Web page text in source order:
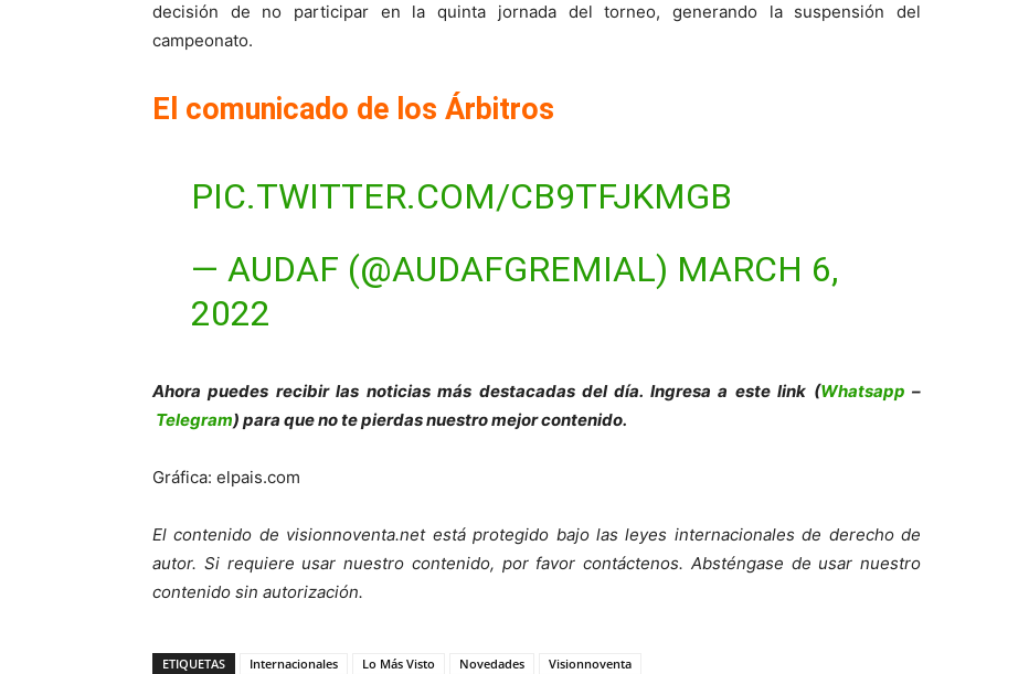
decisión de no participar en la quinta jornada del torneo, generando la suspensión del
campeonato.
El comunicado de los Árbitros
PIC.TWITTER.COM/CB9TFJKMGB
— AUDAF (@AUDAFGREMIAL) MARCH 6,
2022
Ahora puedes recibir las noticias más destacadas del día. Ingresa a este link (Whatsapp –
Telegram) para que no te pierdas nuestro mejor contenido.
Gráfica: elpais.com
El contenido de visionnoventa.net está protegido bajo las leyes internacionales de derecho de
autor. Si requiere usar nuestro contenido, por favor contáctenos. Absténgase de usar nuestro
contenido sin autorización.
ETIQUETAS Internacionales Lo Más Visto Novedades Visionnoventa